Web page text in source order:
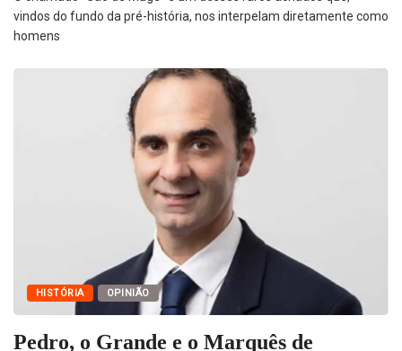
vindos do fundo da pré-história, nos interpelam diretamente como
homens
HISTÓRIA OPINIÃO
Pedro, o Grande e o Marquês de